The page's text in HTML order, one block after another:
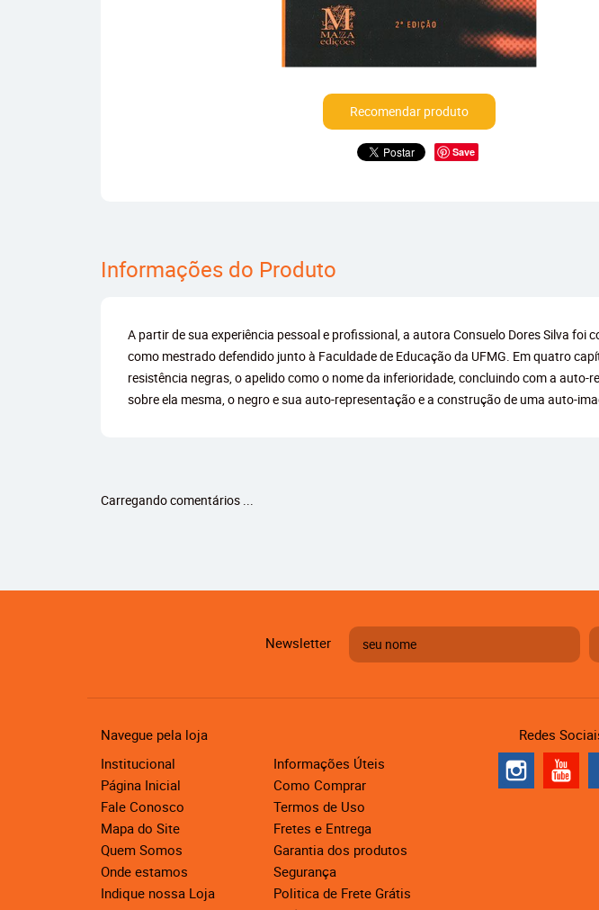
Recomendar produto
Save
Informações do Produto
A partir de sua experiência pessoal e profissional, a autora Consuelo Dores Silva
como mestrado defendido junto à Faculdade de Educação da UFMG. Em quatro
resistência negras, o apelido como o nome da inferioridade, concluindo com a
sobre ela mesma, o negro e sua auto-representação e a construção de uma auto-
Carregando comentários ...
Newsletter
Navegue pela loja
Institucional
Página Inicial
Fale Conosco
Mapa do Site
Quem Somos
Onde estamos
Indique nossa Loja
Informações Úteis
Como Comprar
Termos de Uso
Fretes e Entrega
Garantia dos produtos
Segurança
Politica de Frete Grátis
Redes